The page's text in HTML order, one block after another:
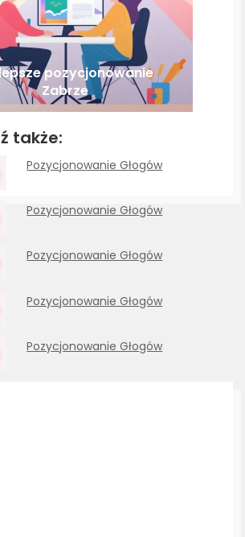
pozycjonowanie
Zabrze
także:
Pozycjonowanie Głogów
Pozycjonowanie Głogów
Pozycjonowanie Głogów
Pozycjonowanie Głogów
Pozycjonowanie Głogów